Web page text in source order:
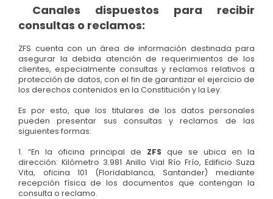
Canales dispuestos para recibir
consultas o reclamos:
ZFS cuenta con un área de información destinada para
asegurar la debida atención de requerimientos de los
clientes, especialmente consultas y reclamos relativos a
protección de datos, con el fin de garantizar el ejercicio de
los derechos contenidos en la Constitución y la Ley.
Es por esto, que los titulares de los datos personales
pueden presentar sus consultas y reclamos de las
siguientes formas:
1. “En la oficina principal de ZFS que se ubica en la
dirección: Kilómetro 3.981 Anillo Vial Río Frío, Edificio Suza
Vita, oficina 101 (Floridablanca, Santander) mediante
recepción física de los documentos que contengan la
consulta o reclamo.